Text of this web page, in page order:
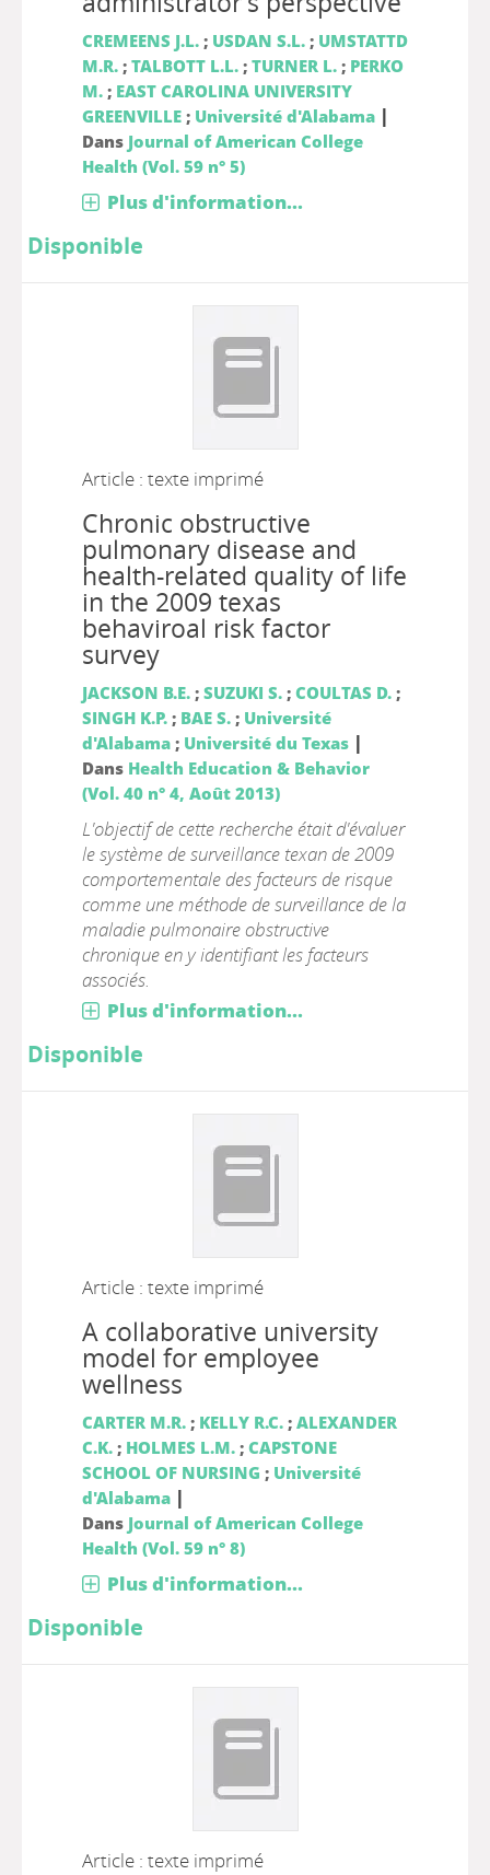
CREMEENS J.L.; USDAN S.L.; UMSTATTD
M.R.; TALBOTT L.L.; TURNER L.; PERKO
M.; EAST CAROLINA UNIVERSITY
GREENVILLE; Université d'Alabama |
Dans Journal of American College
Health (Vol. 59 n° 5)
Plus d'information...
Disponible
Article : texte imprimé
Chronic obstructive
pulmonary disease and
health-related quality of life
in the 2009 texas
behaviroal risk factor
survey
JACKSON B.E.; SUZUKI S.; COULTAS D.;
SINGH K.P.; BAE S.; Université
d'Alabama; Université du Texas |
Dans Health Education & Behavior
(Vol. 40 n° 4, Août 2013)
L'objectif de cette recherche était d'évaluer
le système de surveillance texan de 2009
comportementale des facteurs de risque
comme une méthode de surveillance de la
maladie pulmonaire obstructive
chronique en y identifiant les facteurs
associés.
Plus d'information...
Disponible
Article : texte imprimé
A collaborative university
model for employee
wellness
CARTER M.R.; KELLY R.C.; ALEXANDER
C.K.; HOLMES L.M.; CAPSTONE
SCHOOL OF NURSING ; Université
d'Alabama |
Dans Journal of American College
Health (Vol. 59 n° 8)
Plus d'information...
Disponible
Article : texte imprimé